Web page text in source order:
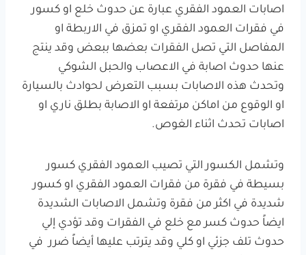
اصابات العمود الفقري عبارة عن حدوث خلع او كسور
في فقرات العمود الفقري او تمزق في الاربطة او
المفاصل التي تصل الفقرات بعضها ببعض وقد ينتج
عنها حدوث اصابة في الاعصاب والحبل الشوكي
وتحدث هذه الاصابات بسبب التعرض لحوادث بالسيارة
او الوقوع من اماكن مرتفعة او الاصابة بطلق ناري او
اصابات تحدث اثناء الغوص.
وتشمل الكسور التي تصيب العمود الفقري كسور
بسيطة في فقرة من فقرات العمود الفقري او كسور
شديدة في اكثر من فقرة وتشمل الاصابات الشديدة
ايضاً حدوث كسر مع خلع في الفقرات وقد تؤدي إلي
حدوث تلف جزئي او كلي وقد يترتب عليها أيضاً ضرر في